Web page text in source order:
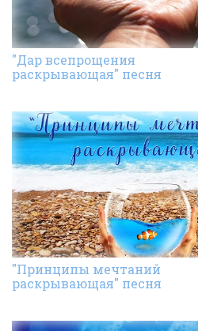
"Дар всепрощения
раскрывающая" песня
"Принципы мечтаний
раскрывающая" песня